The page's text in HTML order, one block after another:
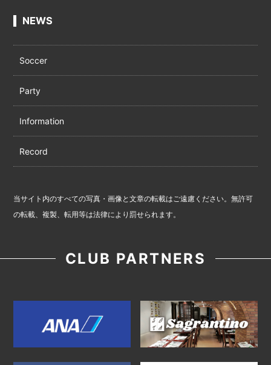
NEWS
Soccer
Party
Information
Record
当サイト内のすべての写真・画像と文章の転載はご遠慮ください。無許可
の転載、複製、転用等は法律により罰せられます。
CLUB PARTNERS